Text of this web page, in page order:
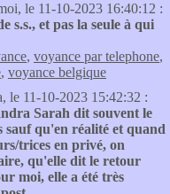
le 11-10-2023 16:40:12 :
s.s., et pas la seule à qui
, voyance par telephone,
, voyance belgique
le 11-10-2023 15:42:32 :
Sarah dit souvent le
qu'en réalité et quand
trices en privé, on
qu'elle dit le retour
moi, elle a été très